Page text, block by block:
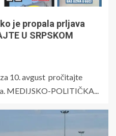
je propala prljava
U SRPSKOM
10. avgust pročitajte
MEDIJSKO-POLITIČKA...